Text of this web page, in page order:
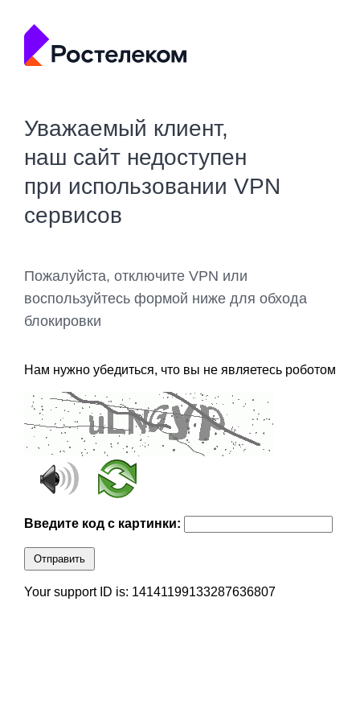
Уважаемый клиент,
наш сайт недоступен
при использовании VPN
сервисов
Пожалуйста, отключите VPN или
воспользуйтесь формой ниже для обхода
блокировки
Нам нужно убедиться, что вы не являетесь роботом
Введите код с картинки:
Отправить
Your support ID is: 14141199133287636807